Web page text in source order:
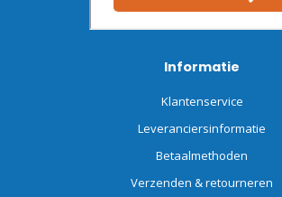
Informatie
Klantenservice
Leveranciersinformatie
Betaalmethoden
Verzenden & retourneren